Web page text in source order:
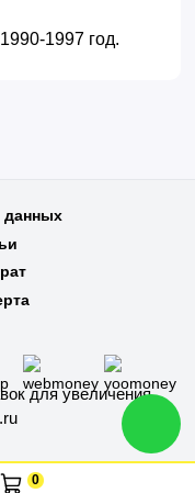
0
1997 год.
данных
для увеличения